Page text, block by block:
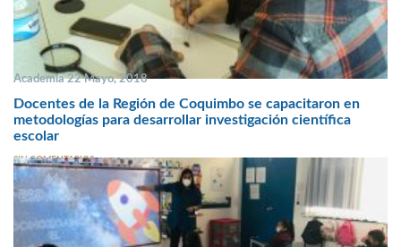
Academia 22 Mayo, 2018
Docentes de la Región de Coquimbo se capacitaron en
metodologías para desarrollar investigación científica
escolar
SIN COMENTARIOS